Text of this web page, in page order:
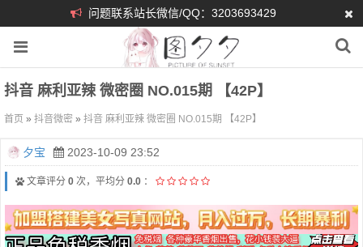
问题联系站长微信/QQ：3203693429
抖音 麻利亚辣 微密圈 NO.015期 【42P】
首页 » 抖音微密 » 抖音 麻利亚辣 微密圈 NO.015期 【42P】
夕宝 2023-10-09 23:52
文章评分 0 次，平均分 0.0 ：